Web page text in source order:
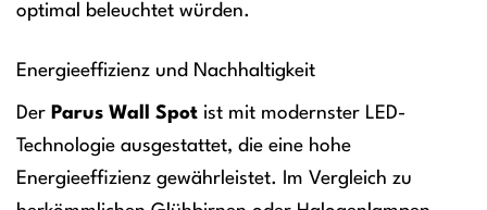
optimal beleuchtet würden.
Energieeffizienz und Nachhaltigkeit
Der Parus Wall Spot ist mit modernster LED-
Technologie ausgestattet, die eine hohe
Energieeffizienz gewährleistet. Im Vergleich zu